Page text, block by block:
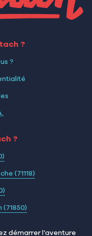
?
?
?
(71118)
démarrer l’aventure